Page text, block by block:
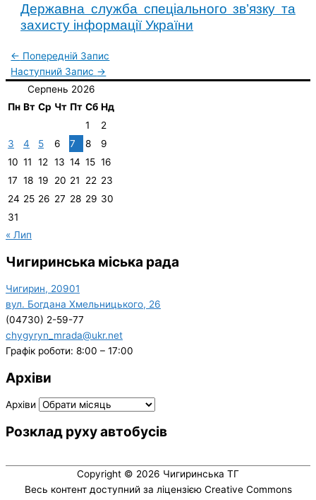
Державна служба спеціального зв’язку та
захисту інформації України
← Попередній Запис
Наступний Запис →
Серпень 2026
Пн Вт Ср Чт Пт Сб Нд
1
2
3
4 5 6 7 8
9
10 11 12 13 14 15 16
17 18 19 20 21 22 23
24 25 26 27 28 29 30
31
« Лип
Чигиринська міська рада
Чигирин, 20901
вул. Богдана Хмельницького, 26
(04730) 2-59-77
chygyryn_mrada@ukr.net
Графік роботи: 8:00 – 17:00
Архіви
Архіви
Розклад руху автобусів
Copyright © 2026 Чигиринська ТГ
Весь контент доступний за ліцензією Creative Commons